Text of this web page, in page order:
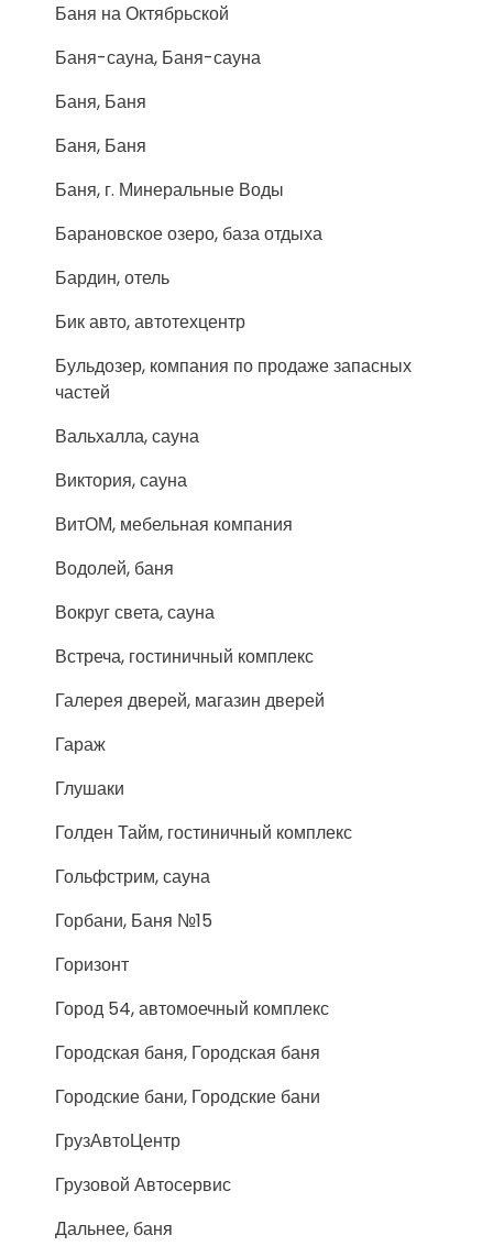
Баня на Октябрьской
Баня-сауна, Баня-сауна
Баня, Баня
Баня, Баня
Баня, г. Минеральные Воды
Барановское озеро, база отдыха
Бардин, отель
Бик авто, автотехцентр
Бульдозер, компания по продаже запасных
частей
Вальхалла, сауна
Виктория, сауна
ВитОМ, мебельная компания
Водолей, баня
Вокруг света, сауна
Встреча, гостиничный комплекс
Галерея дверей, магазин дверей
Гараж
Глушаки
Голден Тайм, гостиничный комплекс
Гольфстрим, сауна
Горбани, Баня №15
Горизонт
Город 54, автомоечный комплекс
Городская баня, Городская баня
Городские бани, Городские бани
ГрузАвтоЦентр
Грузовой Автосервис
Дальнее, баня